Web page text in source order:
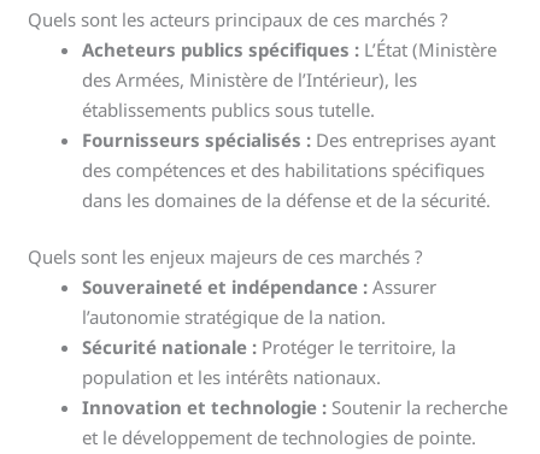
Quels sont les acteurs principaux de ces marchés ?
Acheteurs publics spécifiques : L’État (Ministère
des Armées, Ministère de l’Intérieur), les
établissements publics sous tutelle.
Fournisseurs spécialisés : Des entreprises ayant
des compétences et des habilitations spécifiques
dans les domaines de la défense et de la sécurité.
Quels sont les enjeux majeurs de ces marchés ?
Souveraineté et indépendance : Assurer
l’autonomie stratégique de la nation.
Sécurité nationale : Protéger le territoire, la
population et les intérêts nationaux.
Innovation et technologie : Soutenir la recherche
et le développement de technologies de pointe.